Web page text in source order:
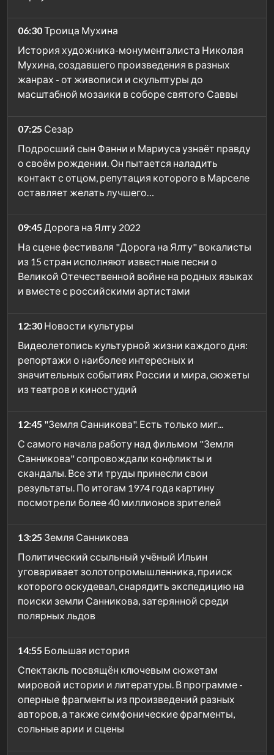
06:30Троица Мухина
История художника-монументалиста Николая
Мухина, создавшего произведения в разных
жанрах - от живописи и скульптуры до
масштабной мозаики в соборе святого Саввы
07:25 Сезар
Подросший сын Фанни и Мариуса узнаёт правду
о своём рождении. Он пытается наладить
контакт с отцом, репутация которого в Марселе
оставляет желать лучшего…
09:45 Дорога на Ялту 2022
На сцене фестиваля "Дорога на Ялту" вокалисты
из 15 стран исполняют известные песни о
Великой Отечественной войне на родных языках
и вместе с российскими артистами
12:30 Новости культуры
Видеолетопись культурной жизни каждого дня:
репортажи о наиболее интересных и
значительных событиях России и мира, сюжеты
из театров и киностудий
12:45 "Земля Санникова". Есть только миг...
С самого начала работу над фильмом "Земля
Санникова" сопровождали конфликты и
скандалы. Все эти труды принесли свои
результаты. По итогам 1974 года картину
посмотрели более 40 миллионов зрителей
13:25 Земля Санникова
Политический ссыльный учёный Ильин
уговаривает золотопромышленника, прииск
которого оскудевал, снарядить экспедицию на
поиски земли Санникова, затерянной среди
полярных льдов
14:55 Большая история
Спектакль посвящён ключевым сюжетам
мировой истории и литературы. В программе -
оперные фрагменты из произведений разных
авторов, а также симфонические фрагменты,
сольные арии и сцены